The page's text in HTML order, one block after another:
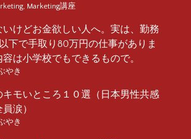
, Marketing講座
いけどお金欲しい人へ。実は、勤務
下で手取り80万円の仕事がありま
は小学校でもできるもので。
やき
キモいところ１０選（日本男性共感
涙）
やき